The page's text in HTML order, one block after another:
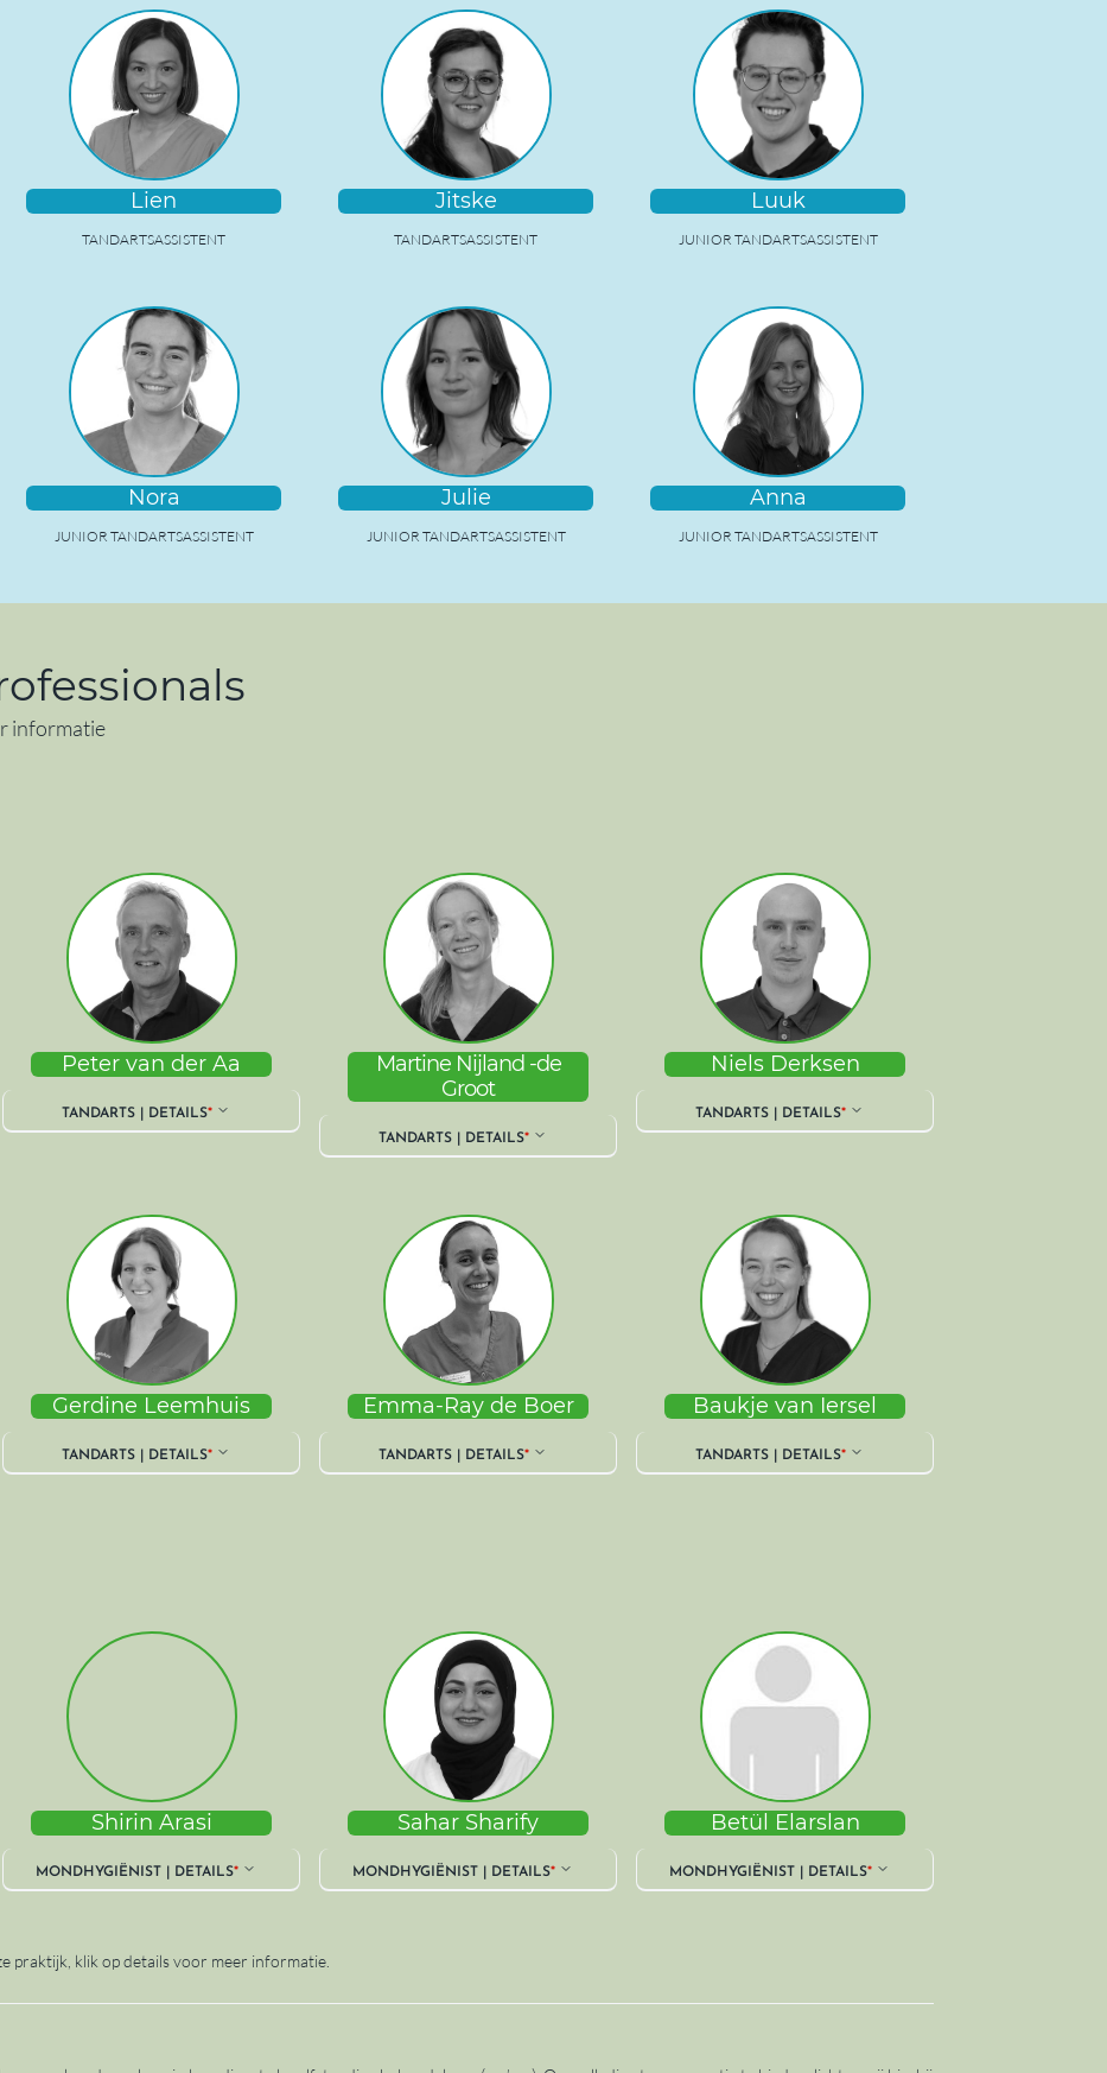
Lien
TANDARTSASSISTENT
Jitske
TANDARTSASSISTENT
Luuk
JUNIOR TANDARTSASSISTENT
Nora
JUNIOR TANDARTSASSISTENT
Julie
JUNIOR TANDARTSASSISTENT
Anna
JUNIOR TANDARTSASSISTENT
informatie
Peter van der Aa
TANDARTS | DETAILS*
Martine Nijland -de
Groot
TANDARTS | DETAILS*
Niels Derksen
TANDARTS | DETAILS*
Gerdine Leemhuis
TANDARTS | DETAILS*
Emma-Ray de Boer
TANDARTS | DETAILS*
Baukje van Iersel
TANDARTS | DETAILS*
Shirin Arasi
MONDHYGIËNIST | DETAILS*
Sahar Sharify
MONDHYGIËNIST | DETAILS*
Betül Elarslan
MONDHYGIËNIST | DETAILS*
praktijk, klik op details voor meer informatie.